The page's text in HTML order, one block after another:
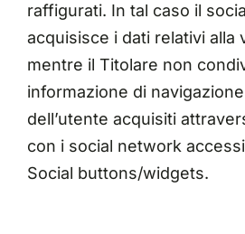
raffigurati. In tal caso il
acquisisce i dati relativi alla
mentre il Titolare non
informazione di
dell’utente acquisiti
con i social network
Social buttons/widgets.